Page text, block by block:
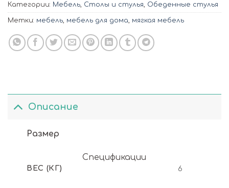
Категории: Мебель Столы и стулья Обеденные стулья
Метки: мебель мебель для дома мягкая мебель
Описание
Размер
Спецификации
ВЕС (КГ) 6